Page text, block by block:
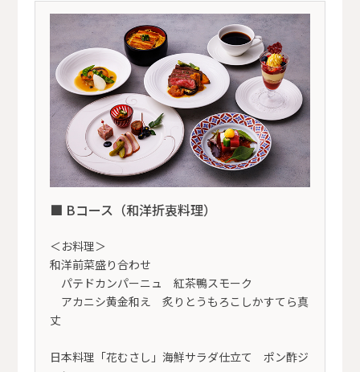
■ Bコース（和洋折衷料理）
＜お料理＞
和洋前菜盛り合わせ
パテドカンパーニュ 紅茶鴨スモーク
アカニシ黄金和え 炙りとうもろこしかすてら真
丈
日本料理「花むさし」海鮮サラダ仕立て ポン酢ジ